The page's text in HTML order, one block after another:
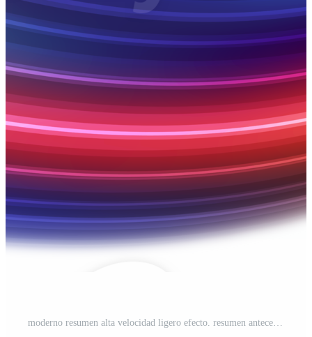
moderno resumen alta velocidad ligero efecto. resumen antecedentes con curvo vigas de ligero. tecnología futurista dinámica movimiento. movimiento modelo. png archivo. PNG Pro